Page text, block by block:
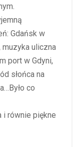
Gdańsk w
muzyka uliczna
port w Gdyni,
słońca na
co
i równie piękne